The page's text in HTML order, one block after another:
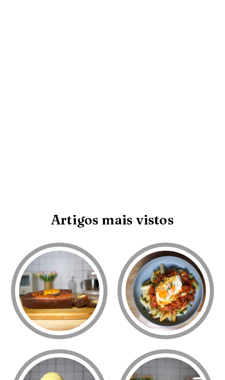
Artigos mais vistos